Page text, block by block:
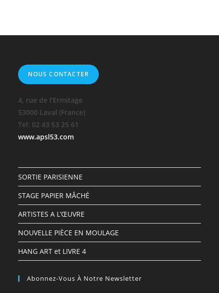
NOUS CONTACTER
4, rue de l’Ermitage
53000 Laval (France)
Tel: 02 43 53 25 61
www.apsl53.com
SORTIE PARISIENNE
STAGE PAPIER MÂCHÉ
ARTISTES A L’ŒUVRE
NOUVELLE PIÈCE EN MOULAGE
HANG ART et LIVRE 4
Abonnez-Vous À Notre Newsletter